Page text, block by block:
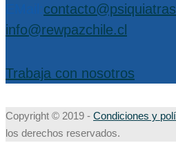
info@rewpazchile.cl
Trabaja con nosotros
Copyright © 2019 - Condiciones y
los derechos reservados.